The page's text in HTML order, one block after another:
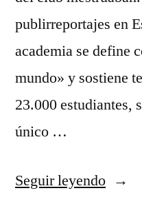
publirreportajes en
academia se define
mundo» y sostiene
23.000 estudiantes,
único …
Seguir leyendo